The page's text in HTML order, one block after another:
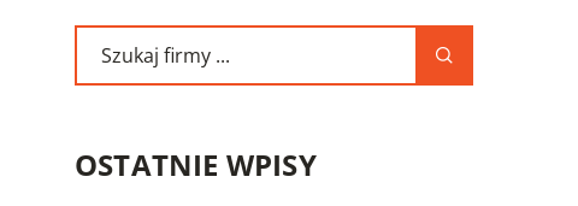
OSTATNIE WPISY